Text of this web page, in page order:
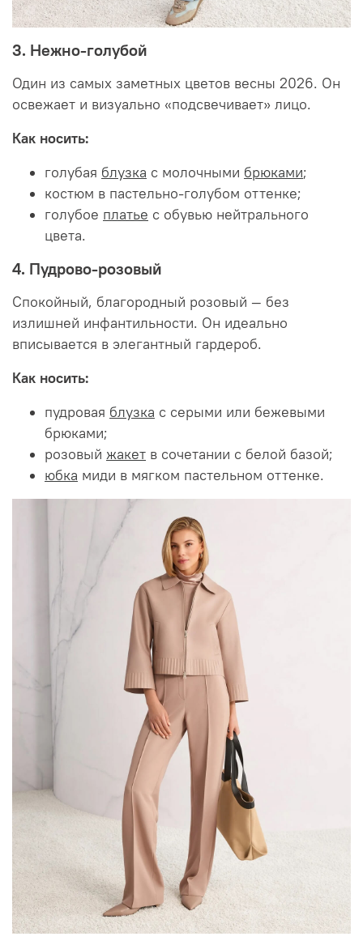
3. Нежно-голубой
Один из самых заметных цветов весны 2026. Он
освежает и визуально «подсвечивает» лицо.
Как носить:
голубая блузка с молочными брюками;
костюм в пастельно-голубом оттенке;
голубое платье с обувью нейтрального
цвета.
4. Пудрово-розовый
Спокойный, благородный розовый — без
излишней инфантильности. Он идеально
вписывается в элегантный гардероб.
Как носить:
пудровая блузка с серыми или бежевыми
брюками;
розовый жакет в сочетании с белой базой;
юбка миди в мягком пастельном оттенке.